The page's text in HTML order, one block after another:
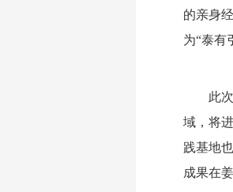
的亲身
为“泰有
此
域，将
践基地
成果在